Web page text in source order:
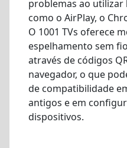
problemas ao utilizar
como o AirPlay, o
O 1001 TVs oferece
espelhamento sem
através de códigos
navegador, o que
de compatibilidade
antigos e em
dispositivos.